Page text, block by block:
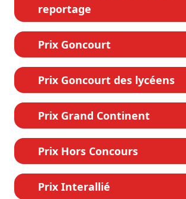
reportage
Prix Goncourt
Prix Goncourt des lycéens
Prix Grand Continent
Prix Hors Concours
Prix Interallié